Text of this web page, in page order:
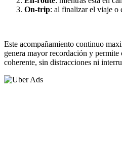
On-trip: al finalizar el viaje o
Este acompañamiento continuo
genera mayor recordación y
coherente, sin distracciones ni